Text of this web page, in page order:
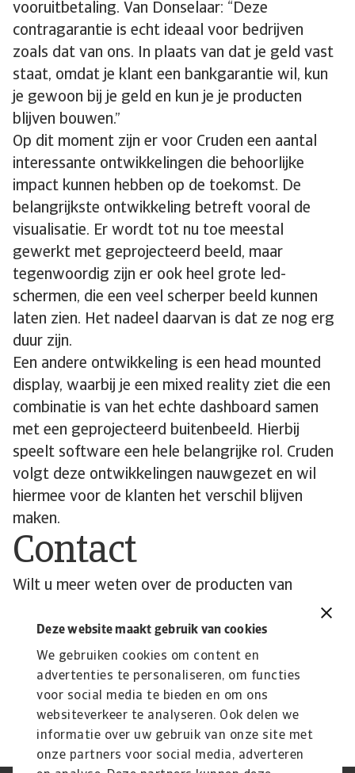
Deze website maakt gebruik van cookies
We gebruiken cookies om content en
advertenties te personaliseren, om functies
voor social media te bieden en om ons
websiteverkeer te analyseren. Ook delen we
informatie over uw gebruik van onze site met
onze partners voor social media, adverteren
vooruitbetaling. Van Donselaar: “Deze
contragarantie is echt ideaal voor bedrijven
zoals dat van ons. In plaats van dat je geld vast
staat, omdat je klant een bankgarantie wil, kun
je gewoon bij je geld en kun je je producten
blijven bouwen.”
Op dit moment zijn er voor Cruden een aantal
interessante ontwikkelingen die behoorlijke
impact kunnen hebben op de toekomst. De
belangrijkste ontwikkeling betreft vooral de
visualisatie. Er wordt tot nu toe meestal
gewerkt met geprojecteerd beeld, maar
tegenwoordig zijn er ook heel grote led-
schermen, die een veel scherper beeld kunnen
laten zien. Het nadeel daarvan is dat ze nog erg
duur zijn.
Een andere ontwikkeling is een head mounted
display, waarbij je een mixed reality ziet die een
combinatie is van het echte dashboard samen
met een geprojecteerd buitenbeeld. Hierbij
speelt software een hele belangrijke rol. Cruden
volgt deze ontwikkelingen nauwgezet en wil
hiermee voor de klanten het verschil blijven
maken.
Contact
Wilt u meer weten over de producten van
Atradius Dutch State Business en hoe deze de
groei van uw onderneming kunnen
ondersteunen?
Bekijk onze product pagina